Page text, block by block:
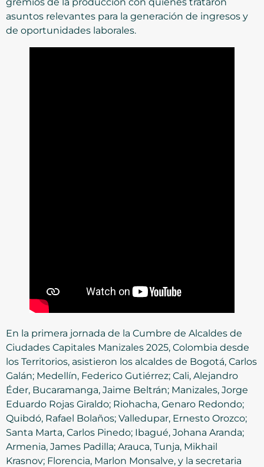
asuntos relevantes para la generación de ingresos y
de oportunidades laborales.
En la primera jornada de la Cumbre de Alcaldes de
Ciudades Capitales Manizales 2025, Colombia desde
los Territorios, asistieron los alcaldes de Bogotá, Carlos
Galán; Medellín, Federico Gutiérrez; Cali, Alejandro
Éder, Bucaramanga, Jaime Beltrán; Manizales, Jorge
Eduardo Rojas Giraldo; Riohacha, Genaro Redondo;
Quibdó, Rafael Bolaños; Valledupar, Ernesto Orozco;
Santa Marta, Carlos Pinedo; Ibagué, Johana Aranda;
Armenia, James Padilla; Arauca, Tunja, Mikhail
Krasnov; Florencia, Marlon Monsalve, y la secretaria